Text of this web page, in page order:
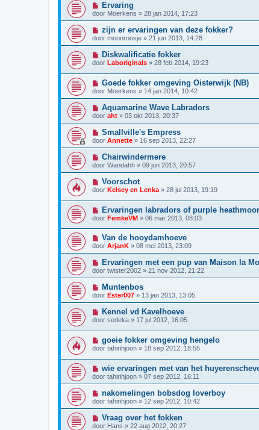
Ervaring
door Moerkens » 28 jan 2014, 17:23
zijn er ervaringen van deze fokker?
door moonroosje » 21 jun 2013, 14:28
Diskwalificatie fokker
door Laboriginals » 28 feb 2014, 19:23
Goede fokker omgeving Oisterwijk (NB)
door Moerkens » 14 jan 2014, 10:42
Aquamarine Wave Labradors
door aht » 03 okt 2013, 20:37
Smallville's Empress
door Annette » 16 sep 2013, 22:27
Chairwindermere
door Wandahh » 09 jun 2013, 20:57
Voorschot
door Kelsey en Lenka » 28 jul 2013, 19:19
Ervaringen labradors of purple heathmoor
door FemkeVM » 06 mar 2013, 08:03
Van de hooydamhoeve
door ArjanK » 08 mei 2013, 23:09
Ervaringen met een pup van Maison la
door twister2002 » 21 nov 2012, 21:22
Muntenbos
door Ester007 » 13 jan 2013, 13:05
Kennel vd Kavelhoeve
door sedeka » 17 jul 2012, 16:05
goeie fokker omgeving hengelo
door tahirihjoon » 18 sep 2012, 18:55
wie ervaringen met van het
door tahirihjoon » 07 sep 2012, 16:11
nakomelingen bobsdog loverboy
door tahirihjoon » 12 sep 2012, 10:42
Vraag over het fokken
door Hans » 22 aug 2012, 20:27